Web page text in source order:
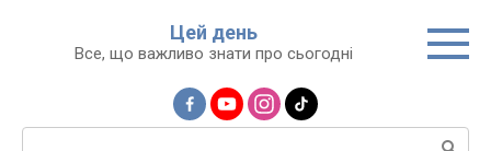
Цей день
Все, що важливо знати про сьогодні
Пошук: